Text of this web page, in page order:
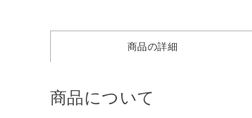
商品の詳細
商品について